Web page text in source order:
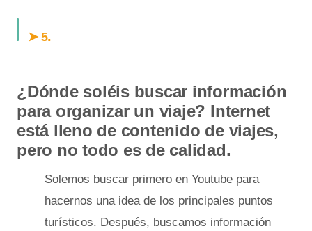
➤ 5.
¿Dónde soléis buscar información
para organizar un viaje? Internet
está lleno de contenido de viajes,
pero no todo es de calidad.
Solemos buscar primero en Youtube para
hacernos una idea de los principales puntos
turísticos. Después, buscamos información